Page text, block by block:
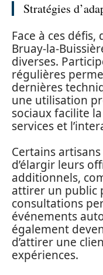
Stratégies
Face à ces
Bruay-la-
diverses.
régulières
dernières
une utilisation
sociaux facilite
services et
Certains
d’élargir leurs
additionnels,
attirer un public
consultations
événements
également
d’attirer une
expériences.